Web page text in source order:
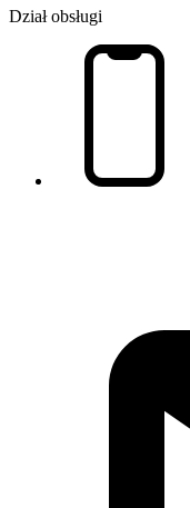
Dział obsługi